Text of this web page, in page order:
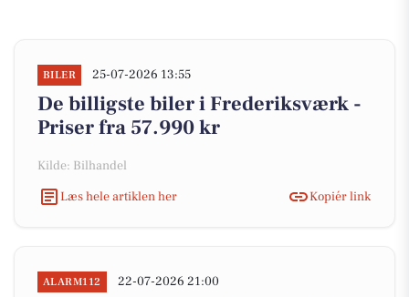
BILER 25-07-2026 13:55
De billigste biler i Frederiksværk -
Priser fra 57.990 kr
Kilde: Bilhandel
Læs hele artiklen her
Kopiér link
ALARM112 22-07-2026 21:00